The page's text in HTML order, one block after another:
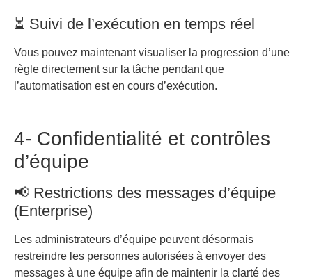
⏳ Suivi de l’exécution en temps réel
Vous pouvez maintenant visualiser la progression d’une
règle directement sur la tâche pendant que
l’automatisation est en cours d’exécution.
4- Confidentialité et contrôles
d’équipe
📢 Restrictions des messages d’équipe
(Enterprise)
Les administrateurs d’équipe peuvent désormais
restreindre les personnes autorisées à envoyer des
messages à une équipe afin de maintenir la clarté des